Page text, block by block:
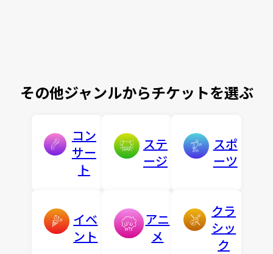
その他ジャンルからチケットを選ぶ
コン
サー
ト
ステ
ージ
スポ
ーツ
イベ
ント
アニ
メ
クラ
シッ
ク